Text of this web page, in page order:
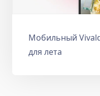
Мобильный
для лета